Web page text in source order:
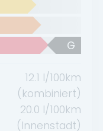
G
12.1 l/100km
(kombiniert)
20.0 l/100km
(Innenstadt)